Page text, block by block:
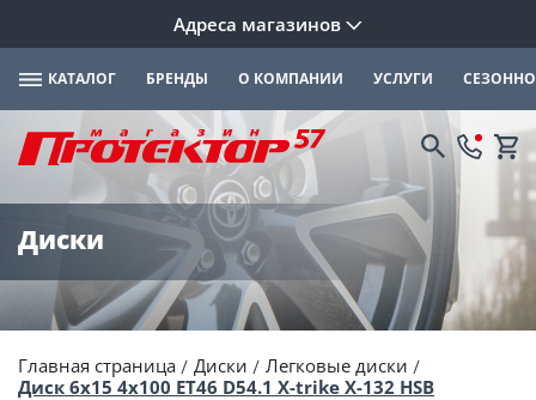
Адреса магазинов
КАТАЛОГ БРЕНДЫ О КОМПАНИИ УСЛУГИ
Диски
Главная страница Диски
Легковые диски
Диск 6x15 4x100 ET46 D54.1 X-trike X-132 HSB